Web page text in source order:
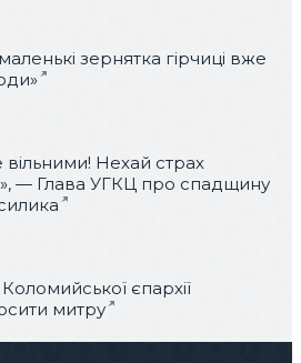
зернятка гірчиці вже
вільними! Нехай страх
— Глава УГКЦ про спадщину
єпархії
митру